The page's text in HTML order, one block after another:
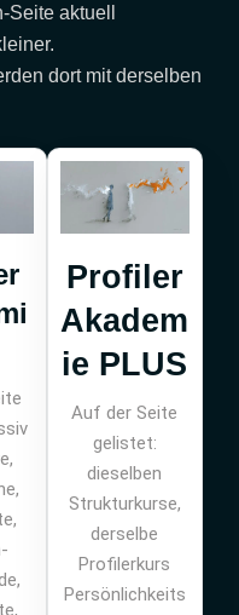
aktuell
dort mit derselben
Profiler
Akadem
ie PLUS
Auf der Seite
gelistet:
dieselben
Strukturkurse,
derselbe
Profilerkurs
Persönlichkeits